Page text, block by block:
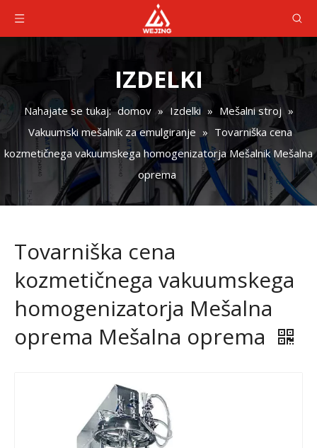
IZDELKI
Nahajate se tukaj: domov » Izdelki » Mešalni stroj »
Vakuumski mešalnik za emulgiranje » Tovarniška cena
kozmetičnega vakuumskega homogenizatorja Mešalnik Mešalna
oprema
Tovarniška cena
kozmetičnega vakuumskega
homogenizatorja Mešalna
oprema Mešalna oprema